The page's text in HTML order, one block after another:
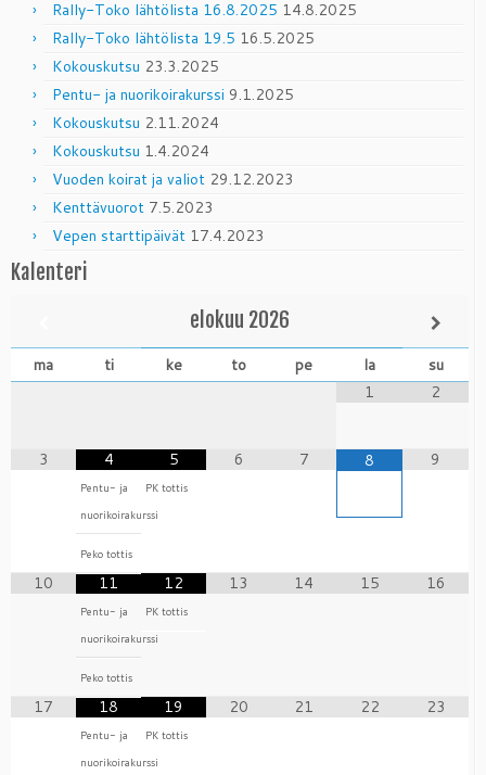
Rally-Toko lähtölista 16.8.2025 14.8.2025
Rally-Toko lähtölista 19.5 16.5.2025
Kokouskutsu 23.3.2025
Pentu- ja nuorikoirakurssi 9.1.2025
Kokouskutsu 2.11.2024
Kokouskutsu 1.4.2024
Vuoden koirat ja valiot 29.12.2023
Kenttävuorot 7.5.2023
Vepen starttipäivät 17.4.2023
Kalenteri
elokuu 2026
ma ti ke to pe la
su
1
2
3 4
Pentu- ja
nuorikoirakurssi
Peko tottis
5
PK tottis
6 7 8 9
10 11
Pentu- ja
nuorikoirakurssi
Peko tottis
12
PK tottis
13 14 15 16
17 18
Pentu- ja
nuorikoirakurssi
19
PK tottis
20 21 22 23